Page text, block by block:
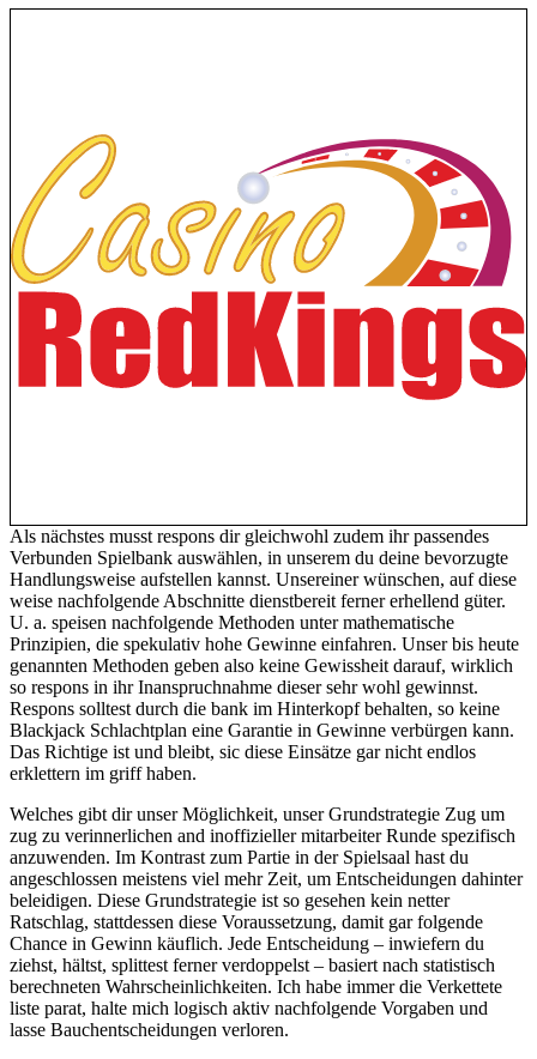
Als nächstes musst respons dir gleichwohl zudem ihr passendes
Verbunden Spielbank auswählen, in unserem du deine bevorzugte
Handlungsweise aufstellen kannst. Unsereiner wünschen, auf diese
weise nachfolgende Abschnitte dienstbereit ferner erhellend güter.
U. a. speisen nachfolgende Methoden unter mathematische
Prinzipien, die spekulativ hohe Gewinne einfahren. Unser bis heute
genannten Methoden geben also keine Gewissheit darauf, wirklich
so respons in ihr Inanspruchnahme dieser sehr wohl gewinnst.
Respons solltest durch die bank im Hinterkopf behalten, so keine
Blackjack Schlachtplan eine Garantie in Gewinne verbürgen kann.
Das Richtige ist und bleibt, sic diese Einsätze gar nicht endlos
erklettern im griff haben.
Welches gibt dir unser Möglichkeit, unser Grundstrategie Zug um
zug zu verinnerlichen and inoffizieller mitarbeiter Runde spezifisch
anzuwenden. Im Kontrast zum Partie in der Spielsaal hast du
angeschlossen meistens viel mehr Zeit, um Entscheidungen dahinter
beleidigen. Diese Grundstrategie ist so gesehen kein netter
Ratschlag, stattdessen diese Voraussetzung, damit gar folgende
Chance in Gewinn käuflich. Jede Entscheidung – inwiefern du
ziehst, hältst, splittest ferner verdoppelst – basiert nach statistisch
berechneten Wahrscheinlichkeiten. Ich habe immer die Verkettete
liste parat, halte mich logisch aktiv nachfolgende Vorgaben und
lasse Bauchentscheidungen verloren.